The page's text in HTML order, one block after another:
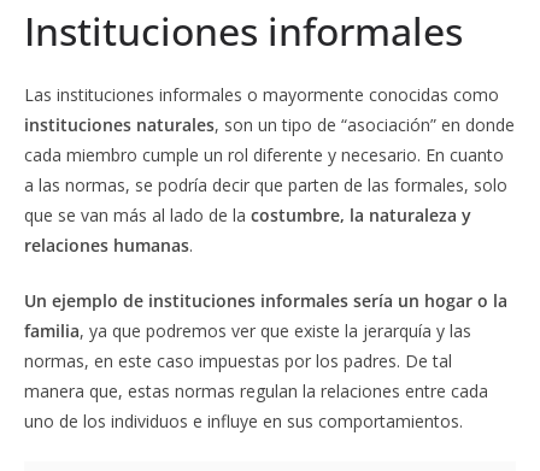
Instituciones informales
Las instituciones informales o mayormente conocidas como
instituciones naturales, son un tipo de “asociación” en donde
cada miembro cumple un rol diferente y necesario. En cuanto
a las normas, se podría decir que parten de las formales, solo
que se van más al lado de la costumbre, la naturaleza y
relaciones humanas.
Un ejemplo de instituciones informales sería un hogar o la
familia, ya que podremos ver que existe la jerarquía y las
normas, en este caso impuestas por los padres. De tal
manera que, estas normas regulan la relaciones entre cada
uno de los individuos e influye en sus comportamientos.